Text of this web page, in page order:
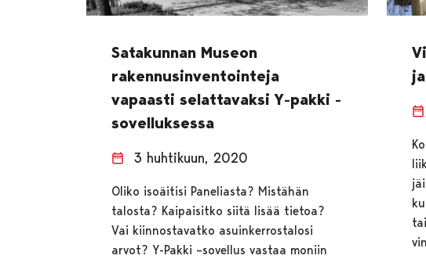
Satakunnan Museon
rakennusinventointeja
vapaasti selattavaksi Y-pakki -
sovelluksessa
3 huhtikuun, 2020
Oliko isoäitisi Paneliasta? Mistähän
talosta? Kaipaisitko siitä lisää tietoa?
Vai kiinnostavatko asuinkerrostalosi
arvot? Y-Pakki –sovellus vastaa moniin